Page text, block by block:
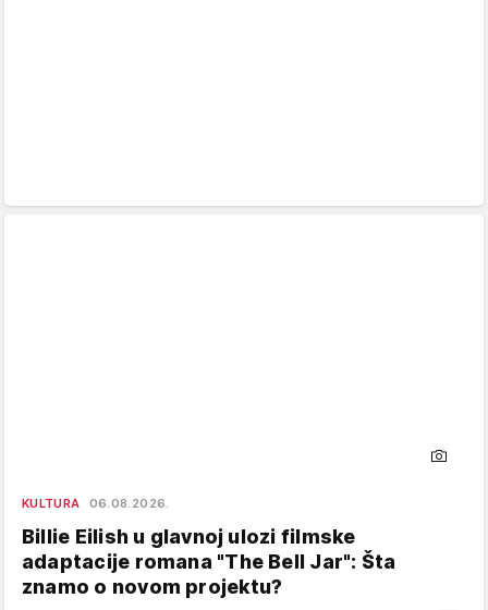
KULTURA 06.08.2026.
Billie Eilish u glavnoj ulozi filmske
adaptacije romana "The Bell Jar": Šta
znamo o novom projektu?